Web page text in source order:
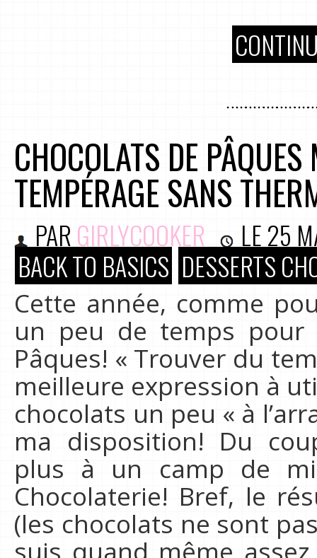
CHOCOLATS DE
TEMPÉRAGE SANS
PAR GIRLYCOOKER LE25
BACK TO BASICS DESSERTS
Cette année, comme
un peu de temps pour
Pâques! « Trouver du
meilleure expression à
chocolats un peu « à
ma disposition! Du
plus à un camp de
Chocolaterie! Bref, le
(les chocolats ne sont